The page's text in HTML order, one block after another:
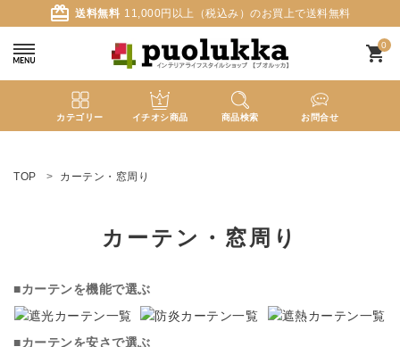
card_giftcard 送料無料 11,000円以上（税込み）のお買上で送料無料
0
shopping_cart
カテゴリー イチオシ商品 商品検索 お問合せ
ようこそ ゲスト 様
新規会員登録
新着商品
TOP カーテン・窓周り
カーテン・窓周り
■カーテンを機能で選ぶ
■カーテンを安さで選ぶ